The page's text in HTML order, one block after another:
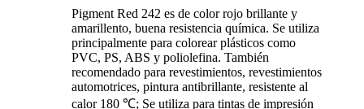
Pigment Red 242 es de color rojo brillante y
amarillento, buena resistencia química. Se utiliza
principalmente para colorear plásticos como
PVC, PS, ABS y poliolefina. También
recomendado para revestimientos, revestimientos
automotrices, pintura antibrillante, resistente al
calor 180 ℃; Se utiliza para tintas de impresión